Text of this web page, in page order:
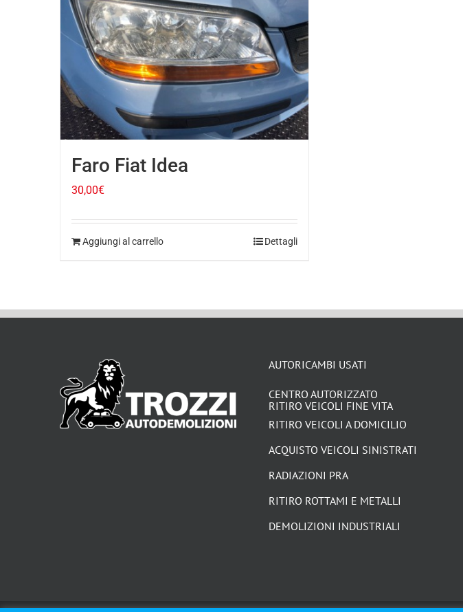
Faro Fiat Idea
30,00€
Aggiungi al carrello Dettagli
AUTORICAMBI USATI
CENTRO AUTORIZZATO
RITIRO VEICOLI FINE VITA
RITIRO VEICOLI A DOMICILIO
ACQUISTO VEICOLI SINISTRATI
RADIAZIONI PRA
RITIRO ROTTAMI E METALLI
DEMOLIZIONI INDUSTRIALI